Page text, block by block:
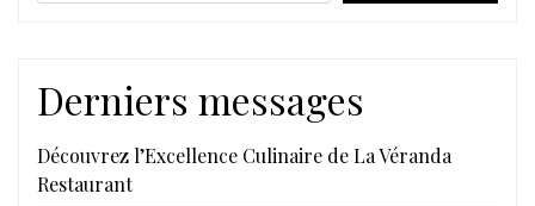
Derniers messages
Découvrez l’Excellence Culinaire de La Véranda
Restaurant